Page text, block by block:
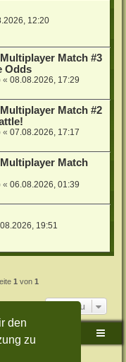
den
zu
12:20
Match #3
Odds
«08.08.2026, 17:29
Match #2
«07.08.2026, 17:17
Match
«06.08.2026, 01:39
19:51
1 von 1
Gehe zu
Übersicht